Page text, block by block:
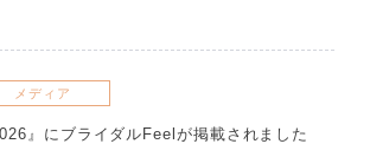
メディア
』にブライダルFeelが掲載されました